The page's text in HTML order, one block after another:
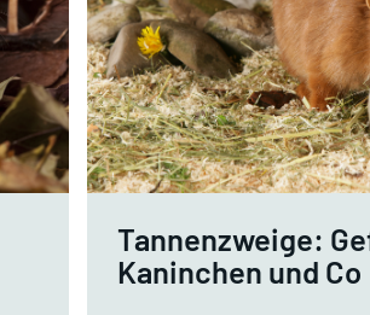
Tannenzweige:
Kaninchen und Co